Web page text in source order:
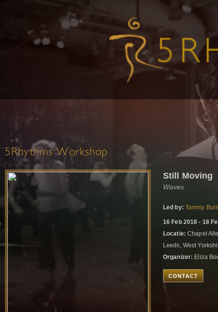
5Rhythms Workshop
Still Moving
Waves
Led by: Tammy
16 Feb 2018 - 18
Locatie: Chapel
Leeds, West
Organizer: Eliza
CONTACT